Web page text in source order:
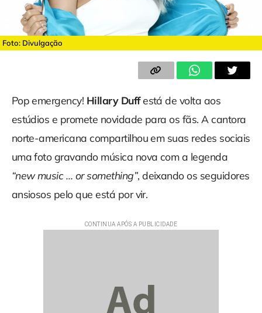
Foto: Divulgação
Pop emergency! Hillary Duffestá de volta aos
estúdios e promete novidade para os fãs. A cantora
norte-americana compartilhou em suas redes sociais
uma foto gravando música nova com a legenda
“new music … or something”, deixando os seguidores
ansiosos pelo que está por vir.